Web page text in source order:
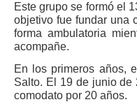
Este grupo se formó el
objetivo fue fundar una
forma ambulatoria
acompañe.
En los primeros años,
Salto. El 19 de junio de
comodato por 20 años.